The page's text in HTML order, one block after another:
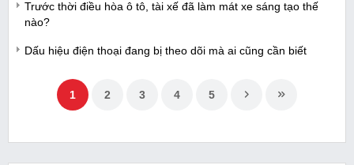
Trước thời điều hòa ô tô, tài xế đã làm mát xe sáng tạo thế
nào?
Dấu hiệu điện thoại đang bị theo dõi mà ai cũng cần biết
1 2 3 4 5